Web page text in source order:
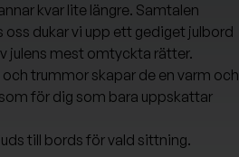
kvar lite längre. Samtalen
dukar vi upp ett gediget julbord
julens mest omtyckta rätter.
trummor skapar de en varm och
för dig som bara uppskattar
till bords för vald sittning.